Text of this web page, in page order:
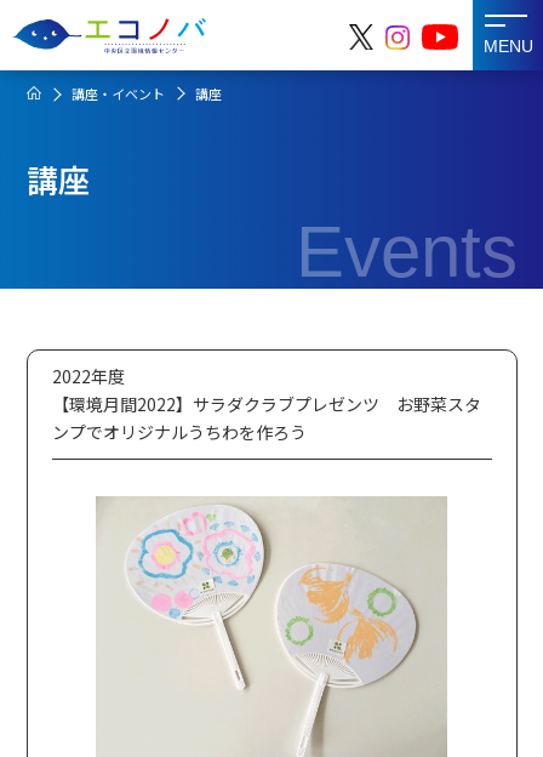
MENU
講座・イベント 講座
講座
Events
2022年度
【環境月間2022】サラダクラブプレゼンツ お野菜スタ
ンプでオリジナルうちわを作ろう